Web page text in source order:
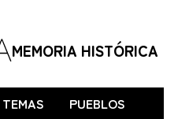
MEMORIA HISTÓRICA
TEMAS
PUEBLOS